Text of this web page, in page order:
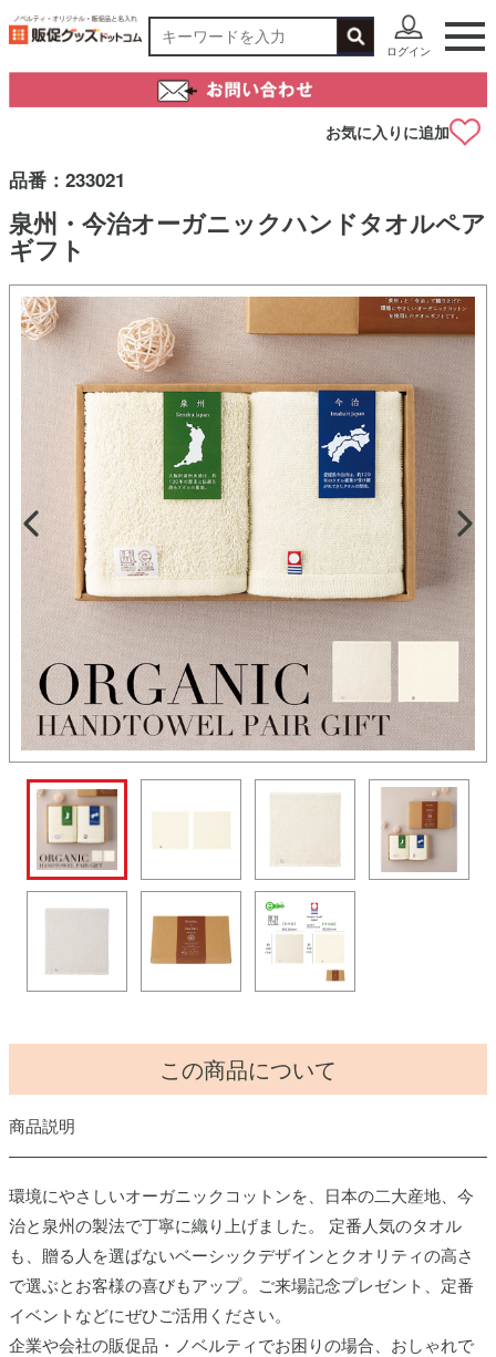
ログイン
お気に入りに追加
品番： 233021
泉州・今治オーガニックハンドタオルペア
ギフト
この商品について
商品説明
環境にやさしいオーガニックコットンを、日本の二大産地、今
治と泉州の製法で丁寧に織り上げました。 定番人気のタオル
も、贈る人を選ばないベーシックデザインとクオリティの高さ
で選ぶとお客様の喜びもアップ。ご来場記念プレゼント、定番
イベントなどにぜひご活用ください。
企業や会社の販促品・ノベルティでお困りの場合、おしゃれで